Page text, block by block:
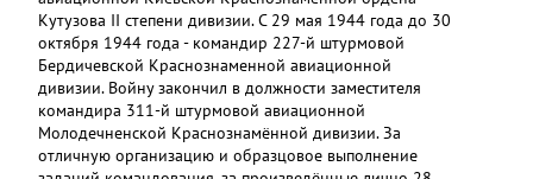
Кутузова II степени дивизии. С 29 мая 1944 года до 30
октября 1944 года - командир 227-й штурмовой
Бердичевской Краснознаменной авиационной
дивизии. Войну закончил в должности заместителя
командира 311-й штурмовой авиационной
Молодечненской Краснознамённой дивизии. За
отличную организацию и образцовое выполнение